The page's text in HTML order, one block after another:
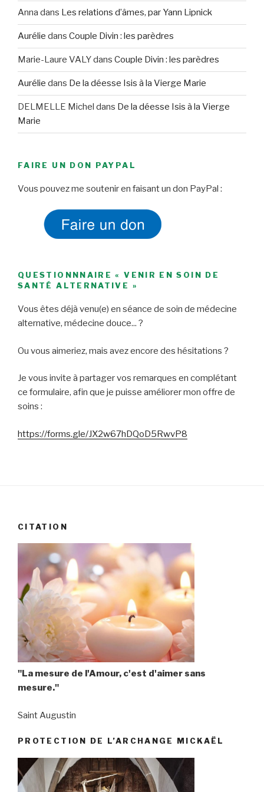
Anna dans Les relations d’âmes, par Yann Lipnick
Aurélie dans Couple Divin : les parèdres
Marie-Laure VALYdans Couple Divin : les parèdres
Aurélie dans De la déesse Isis à la Vierge Marie
DELMELLE Michel dans De la déesse Isis à la Vierge
Marie
FAIRE UN DON PAYPAL
Vous pouvez me soutenir en faisant un don PayPal :
QUESTIONNNAIRE « VENIR EN SOIN DE
SANTÉ ALTERNATIVE »
Vous êtes déjà venu(e) en séance de soin de médecine
alternative, médecine douce... ?
Ou vous aimeriez, mais avez encore des hésitations ?
Je vous invite à partager vos remarques en complétant
ce formulaire, afin que je puisse améliorer mon offre de
soins :
https://forms.gle/JX2w67hDQoD5RwvP8
CITATION
"La mesure de l'Amour, c'est d'aimer sans
mesure."
Saint Augustin
PROTECTION DE L’ARCHANGE MICKAËL